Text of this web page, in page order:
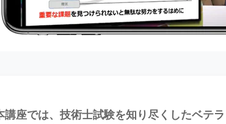
講座では、技術士試験を知り尽くしたベテラ